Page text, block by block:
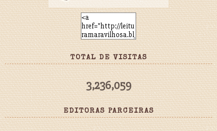
TOTAL DE VISITAS
3,236,059
EDITORAS PARCEIRAS